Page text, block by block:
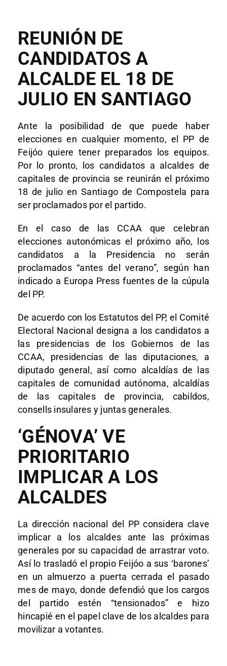
REUNIÓN DE
CANDIDATOS A
ALCALDE EL 18 DE
JULIO EN SANTIAGO
Ante la posibilidad de que puede haber
elecciones en cualquier momento, el PP de
Feijóo quiere tener preparados los equipos.
Por lo pronto, los candidatos a alcaldes de
capitales de provincia se reunirán el próximo
18 de julio en Santiago de Compostela para
ser proclamados por el partido.
En el caso de las CCAA que celebran
elecciones autonómicas el próximo año, los
candidatos a la Presidencia no serán
proclamados “antes del verano”, según han
indicado a Europa Press fuentes de la cúpula
del PP.
De acuerdo con los Estatutos del PP, el Comité
Electoral Nacional designa a los candidatos a
las presidencias de los Gobiernos de las
CCAA, presidencias de las diputaciones, a
diputado general, así como alcaldías de las
capitales de comunidad autónoma, alcaldías
de las capitales de provincia, cabildos,
consells insulares y juntas generales.
‘GÉNOVA’ VE
PRIORITARIO
IMPLICAR A LOS
ALCALDES
La dirección nacional del PP considera clave
implicar a los alcaldes ante las próximas
generales por su capacidad de arrastrar voto.
Así lo trasladó el propio Feijóo a sus ‘barones’
en un almuerzo a puerta cerrada el pasado
mes de mayo, donde defendió que los cargos
del partido estén “tensionados” e hizo
hincapié en el papel clave de los alcaldes para
movilizar a votantes.